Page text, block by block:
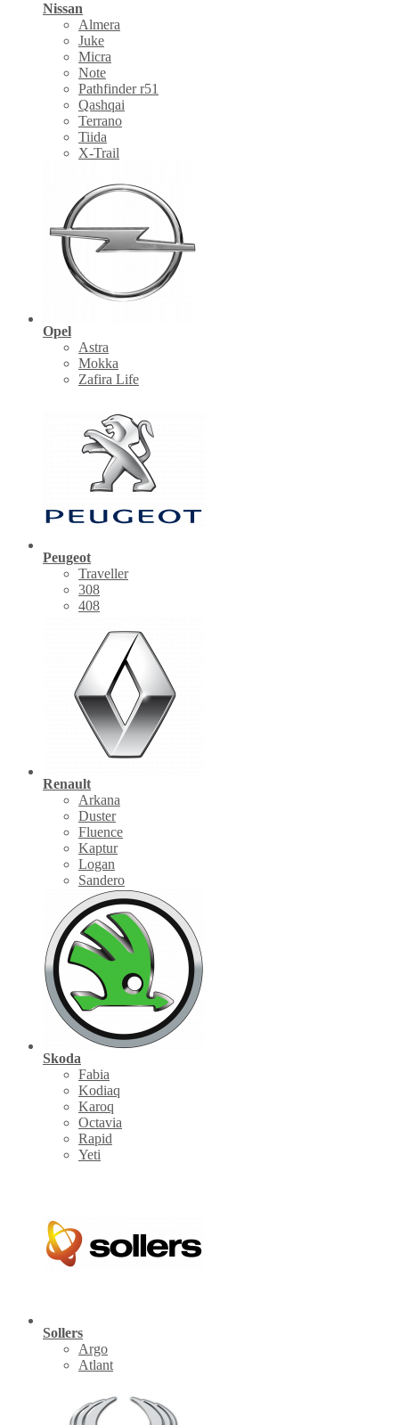
Nissan
Almera
Juke
Micra
Note
Pathfinder r51
Qashqai
Terrano
Tiida
X-Trail
Opel
Astra
Mokka
Zafira Life
Peugeot
Traveller
308
408
Renault
Arkana
Duster
Fluence
Kaptur
Logan
Sandero
Skoda
Fabia
Kodiaq
Karoq
Octavia
Rapid
Yeti
Sollers
Argo
Atlant